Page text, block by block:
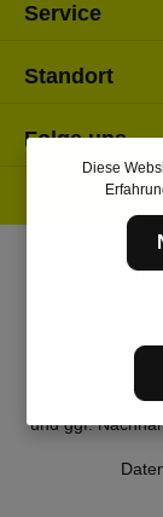
Service
Standort
Folge uns
* Alle Preise
und ggf.
Diese